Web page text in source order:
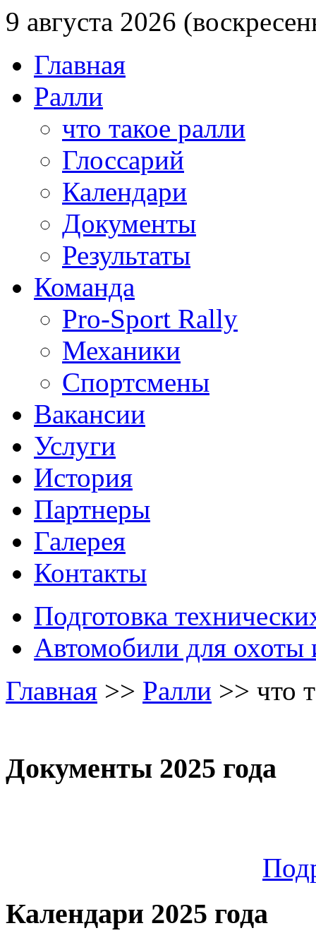
9 августа 2026
Главная
Ралли
что такое ралли
Глоссарий
Календари
Документы
Результаты
Команда
Pro-Sport Rally
Механики
Спортсмены
Вакансии
Услуги
История
Партнеры
Галерея
Контакты
Подготовка
Автомобили для охоты
Главная >> Ралли >> что
Документы 2025 года
Календари 2025 года